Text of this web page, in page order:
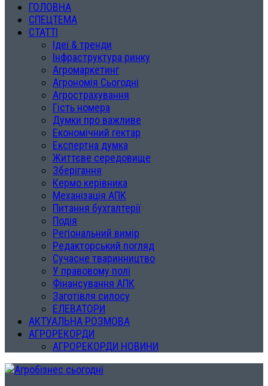
ГОЛОВНА
СПЕЦТЕМА
СТАТТІ
Ідеї & тренди
Інфраструктура ринку
Агромаркетинг
Агрономія Сьогодні
Агрострахування
Гість номера
Думки про важливе
Економічний гектар
Експертна думка
Життєве середовище
Зберігання
Кермо керівника
Механізація АПК
Питання бухгалтерії
Подія
Регіональний вимір
Редакторський погляд
Сучасне тваринництво
У правовому полі
Фінансування АПК
Заготівля силосу
ЕЛЕВАТОРИ
АКТУАЛЬНА РОЗМОВА
АГРОРЕКОРДИ
АГРОРЕКОРДИ НОВИНИ